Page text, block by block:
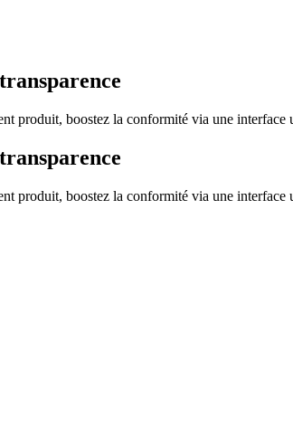
produit, boostez la conformité via une interface
produit, boostez la conformité via une interface